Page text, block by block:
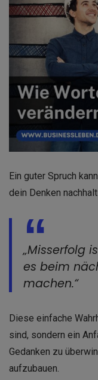
Ein guter Spruch
dein Denken
„Misserfolg
es beim
machen.“
Diese einfache
sind, sondern ein
Gedanken zu
aufzubauen.